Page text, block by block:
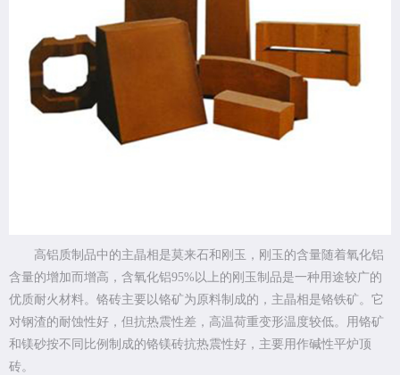
高铝质制品中的主晶相是莫来石和刚玉，刚玉的含量随着氧化铝
含量的增加而增高，含氧化铝95%以上的刚玉制品是一种用途较广的
优质耐火材料。铬砖主要以铬矿为原料制成的，主晶相是铬铁矿。它
对钢渣的耐蚀性好，但抗热震性差，高温荷重变形温度较低。用铬矿
和镁砂按不同比例制成的铬镁砖抗热震性好，主要用作碱性平炉顶
砖。